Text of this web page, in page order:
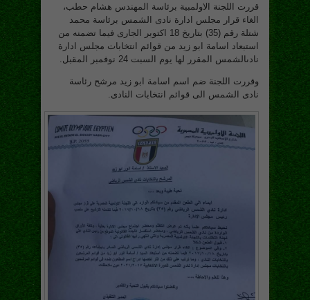
قررت اللجنة الاولمبية برئاسة المهندس هشام حطب،
الغاء قرار مجلس ادارة نادى الشمس برئاسة محمد
شتلة رقم (35) بتاريخ 18 اكتوبر الجارى فيما تضمنه من
استبعاد اسامة ابو زيد من قوائم انتخابات مجلس ادارة
نادىالشمس المقرر لها يوم السبت 24 نوفمبر المقبل.
وقررت اللجنة ضم اسم اسامة ابو زيد مرشح رئاسة
نادى الشمس الى قوائم انتخابات النادى.